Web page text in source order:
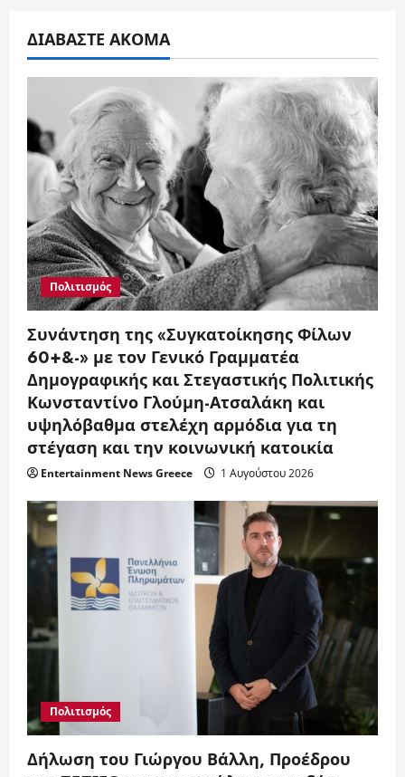
ΔΙΑΒΑΣΤΕ ΑΚΟΜΑ
Πολιτισμός
Συνάντηση της «Συγκατοίκησης Φίλων
60+&-» με τον Γενικό Γραμματέα
Δημογραφικής και Στεγαστικής Πολιτικής
Κωνσταντίνο Γλούμη-Ατσαλάκη και
υψηλόβαθμα στελέχη αρμόδια για τη
στέγαση και την κοινωνική κατοικία
Entertainment News Greece 1 Αυγούστου 2026
Πολιτισμός
Δήλωση του Γιώργου Βάλλη, Προέδρου